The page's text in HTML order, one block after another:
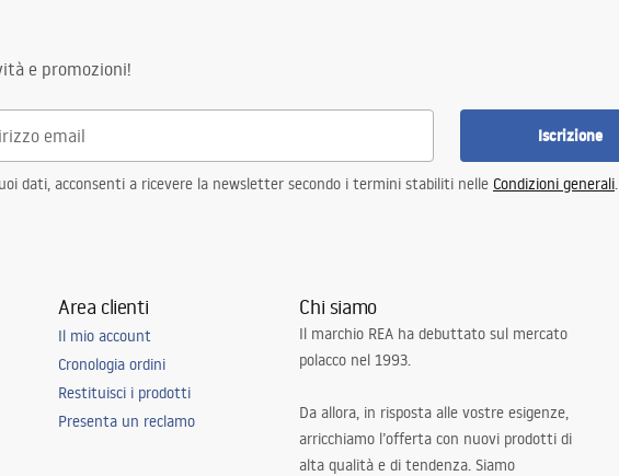
e promozioni!
Iscrizione
dati, acconsenti a ricevere la newsletter secondo i termini stabiliti nelle Condizioni generali.
Area clienti
Il mio account
Cronologia ordini
Restituisci i prodotti
Presenta un reclamo
Chi siamo
Il marchio REA ha debuttato sul mercato
polacco nel 1993.
Da allora, in risposta alle vostre esigenze,
arricchiamo l’offerta con nuovi prodotti di
alta qualità e di tendenza. Siamo